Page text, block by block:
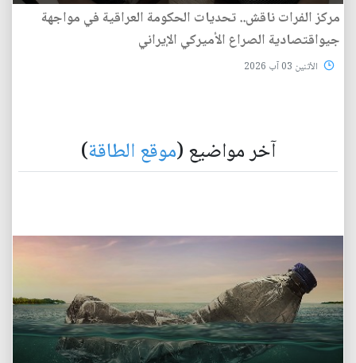
مركز الفرات ناقش.. تحديات الحكومة العراقية في مواجهة
جيواقتصادية الصراع الأميركي الإيراني
الأثنين 03 آب 2026
آخر مواضيع (موقع الطاقة)